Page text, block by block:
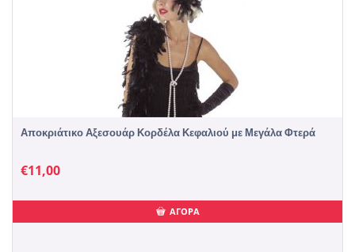
Αποκριάτικο Αξεσουάρ Κορδέλα Κεφαλιού με Μεγάλα Φτερά
€11,00
ΑΓΟΡΑ